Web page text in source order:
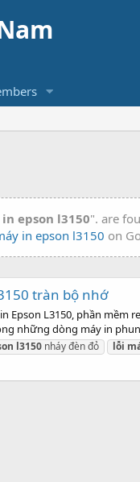
epson l3150". are
in epson l3150 on
tràn bộ nhớ
Epson L3150, phần
những dòng máy in
l3150 nháy đèn đỏ lỗi